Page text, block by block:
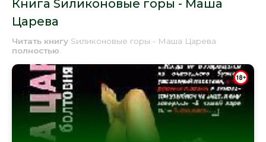
Книга Sиликоновые горы - Маша
Царева
Читать книгу Sиликоновые горы - Маша Царева
полностью